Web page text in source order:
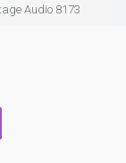
Audio 8173